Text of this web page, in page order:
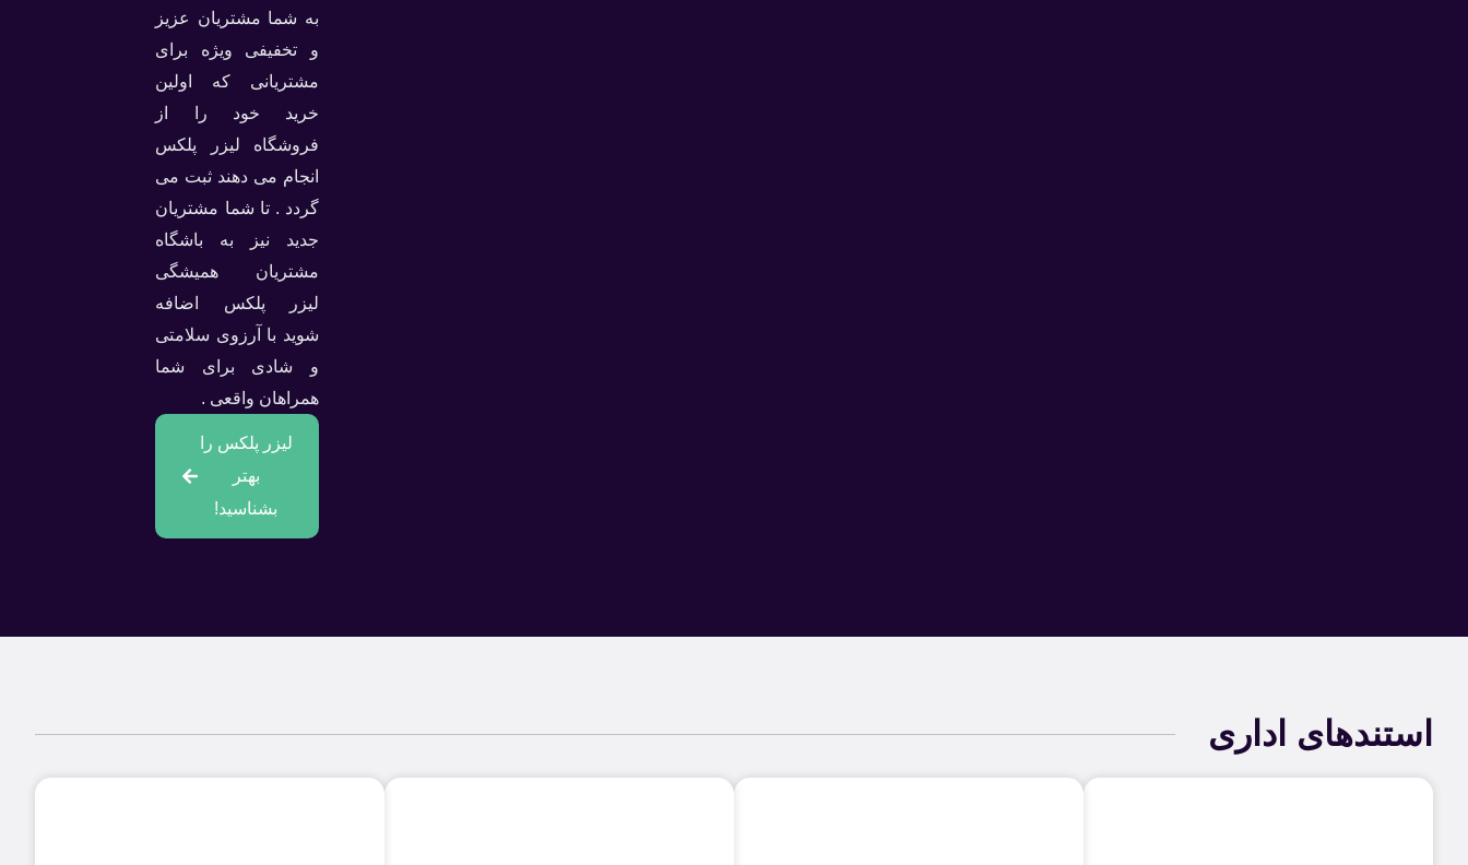
به شما مشتریان عزیز
و تخفیفی ویژه برای
مشتریانی که اولین
خرید خود را از
فروشگاه لیزر پلکس
انجام می دهند ثبت می
گردد . تا شما مشتریان
جدید نیز به باشگاه
مشتریان همیشگی
لیزر پلکس اضافه
شوید با آرزوی سلامتی
و شادی برای شما
همراهان واقعی .
لیزر پلکس را
بهتر
بشناسید!
استندهای اداری